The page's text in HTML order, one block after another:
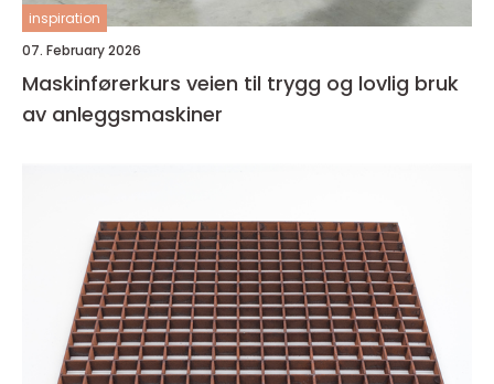
inspiration
07. February 2026
Maskinførerkurs veien til trygg og lovlig bruk
av anleggsmaskiner